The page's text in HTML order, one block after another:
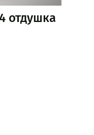
отдушка